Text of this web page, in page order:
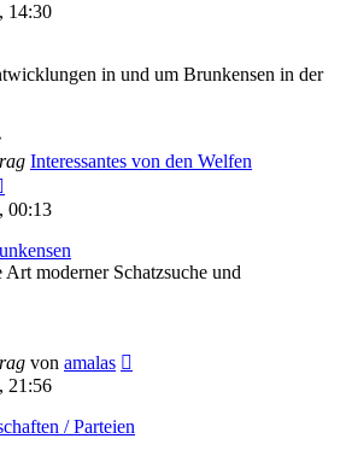
Beitrag
14:30
in und um Brunkensen in der
Interessantes von den Welfen
Beitrag
00:13
Art moderner Schatzsuche und
von amalas
21:56
/ Parteien